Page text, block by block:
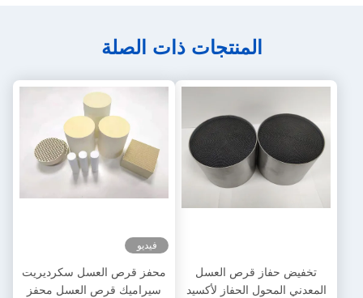
المنتجات ذات الصلة
قرص العسل
الحفاز لأكسيد
محفز قرص العسل سكرديريت
سيراميك قرص العسل محفز